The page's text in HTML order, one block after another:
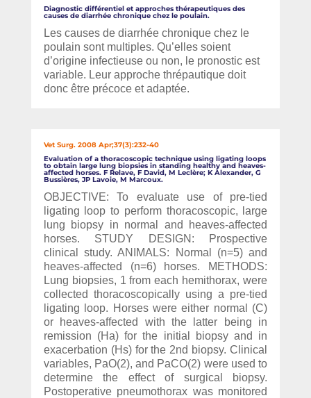
Diagnostic différentiel et approches thérapeutiques des
causes de diarrhée chronique chez le poulain.
Les causes de diarrhée chronique chez le
poulain sont multiples. Qu’elles soient
d’origine infectieuse ou non, le pronostic est
variable. Leur approche thrépautique doit
donc être précoce et adaptée.
Vet Surg. 2008 Apr;37(3):232-40
Evaluation of a thoracoscopic technique using ligating loops
to obtain large lung biopsies in standing healthy and heaves-
affected horses. F Relave, F David, M Leclère; K Alexander, G
Bussières, JP Lavoie, M Marcoux.
OBJECTIVE: To evaluate use of pre-tied
ligating loop to perform thoracoscopic, large
lung biopsy in normal and heaves-affected
horses. STUDY DESIGN: Prospective
clinical study. ANIMALS: Normal (n=5) and
heaves-affected (n=6) horses. METHODS:
Lung biopsies, 1 from each hemithorax, were
collected thoracoscopically using a pre-tied
ligating loop. Horses were either normal (C)
or heaves-affected with the latter being in
remission (Ha) for the initial biopsy and in
exacerbation (Hs) for the 2nd biopsy. Clinical
variables, PaO(2), and PaCO(2) were used to
determine the effect of surgical biopsy.
Postoperative pneumothorax was monitored